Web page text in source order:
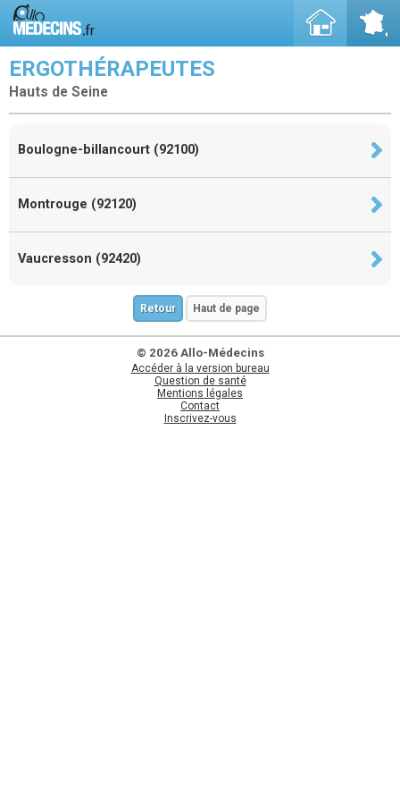
ERGOTHÉRAPEUTES
Hauts de Seine
Boulogne-billancourt (92100)
Montrouge (92120)
Vaucresson (92420)
Retour Haut de page
© 2026 Allo-Médecins
Accéder à la version bureau
Question de santé
Mentions légales
Contact
Inscrivez-vous